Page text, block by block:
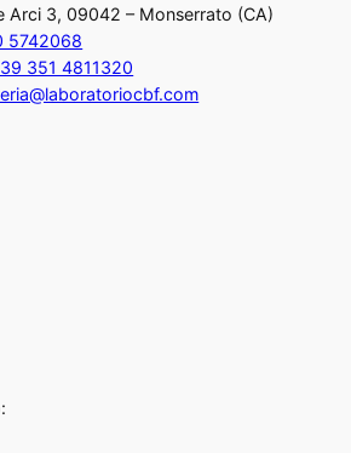
Arci 3, 09042 – Monserrato (CA)
5742068
351 4811320